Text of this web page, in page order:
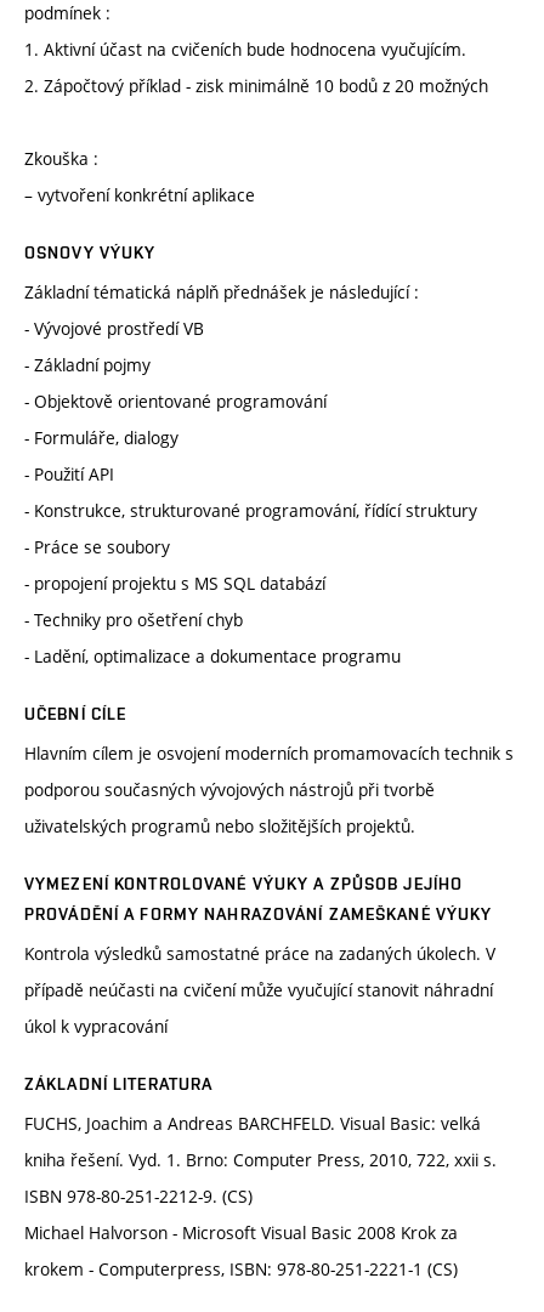
podmínek :
1. Aktivní účast na cvičeních bude hodnocena vyučujícím.
2. Zápočtový příklad - zisk minimálně 10 bodů z 20 možných
Zkouška :
– vytvoření konkrétní aplikace
OSNOVY VÝUKY
Základní tématická náplň přednášek je následující :
- Vývojové prostředí VB
- Základní pojmy
- Objektově orientované programování
- Formuláře, dialogy
- Použití API
- Konstrukce, strukturované programování, řídící struktury
- Práce se soubory
- propojení projektu s MS SQL databází
- Techniky pro ošetření chyb
- Ladění, optimalizace a dokumentace programu
UČEBNÍ CÍLE
Hlavním cílem je osvojení moderních promamovacích technik s
podporou současných vývojových nástrojů při tvorbě
uživatelských programů nebo složitějších projektů.
VYMEZENÍ KONTROLOVANÉ VÝUKY A ZPŮSOB JEJÍHO
PROVÁDĚNÍ A FORMY NAHRAZOVÁNÍ ZAMEŠKANÉ VÝUKY
Kontrola výsledků samostatné práce na zadaných úkolech. V
případě neúčasti na cvičení může vyučující stanovit náhradní
úkol k vypracování
ZÁKLADNÍ LITERATURA
FUCHS, Joachim a Andreas BARCHFELD. Visual Basic: velká
kniha řešení. Vyd. 1. Brno: Computer Press, 2010, 722, xxii s.
ISBN 978-80-251-2212-9. (CS)
Michael Halvorson - Microsoft Visual Basic 2008 Krok za
krokem - Computerpress, ISBN: 978-80-251-2221-1 (CS)